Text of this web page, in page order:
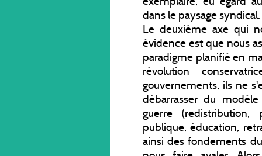
dans le paysage syndical.
Le deuxième axe qui
évidence est que nous
paradigme planifié en
révolution
gouvernements, ils ne
débarrasser du
guerre
publique, éducation,
ainsi des fondements